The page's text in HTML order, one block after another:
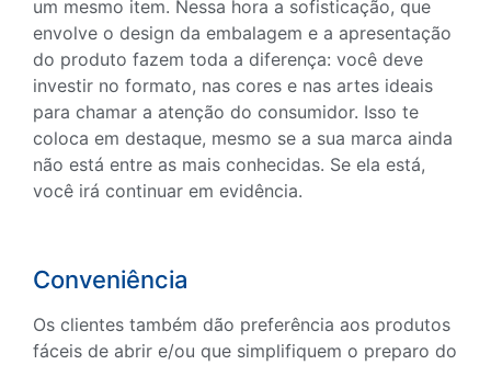
um mesmo item. Nessa hora a sofisticação, que
envolve o design da embalagem e a apresentação
do produto fazem toda a diferença: você deve
investir no formato, nas cores e nas artes ideais
para chamar a atenção do consumidor. Isso te
coloca em destaque, mesmo se a sua marca ainda
não está entre as mais conhecidas. Se ela está,
você irá continuar em evidência.
Conveniência
Os clientes também dão preferência aos produtos
fáceis de abrir e/ou que simplifiquem o preparo do